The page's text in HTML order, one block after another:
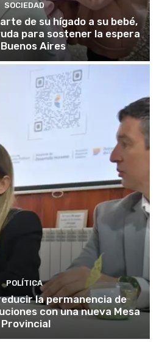
SOCIEDAD
de su hígado a su bebé,
para sostener la espera
Aires
POLÍTICA
la permanencia de
con una nueva Mesa
Provincial